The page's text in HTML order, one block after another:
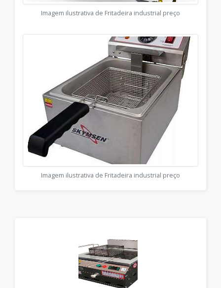
Imagem ilustrativa de Fritadeira industrial preço
Imagem ilustrativa de Fritadeira industrial preço